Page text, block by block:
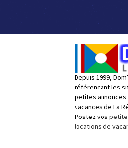
Depuis 1999,
référencant les
petites annonces
vacances de La
Postez vos
locations de